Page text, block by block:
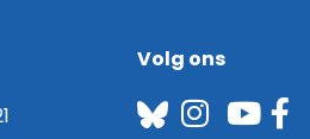
Volg ons